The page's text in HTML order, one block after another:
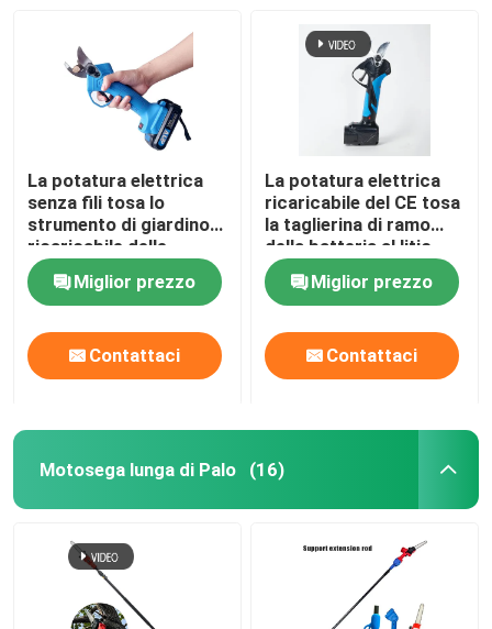
La potatura elettrica
senza fili tosa lo
strumento di giardino
ricaricabile delle
cesoie della batteria
Miglior prezzo
Contattaci
La potatura elettrica
ricaricabile del CE tosa
la taglierina di ramo
della batteria al litio
21V
Miglior prezzo
Contattaci
Motosega lunga di Palo (16)